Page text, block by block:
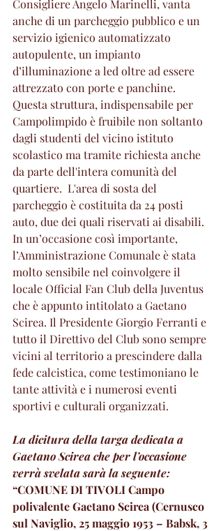
Consigliere Angelo Marinelli, vanta
anche di un parcheggio pubblico e un
servizio igienico automatizzato
autopulente, un impianto
d’illuminazione a led oltre ad essere
attrezzato con porte e panchine.
Questa struttura, indispensabile per
Campolimpido è fruibile non soltanto
dagli studenti del vicino istituto
scolastico ma tramite richiesta anche
da parte dell'intera comunità del
quartiere.  L'area di sosta del
parcheggio è costituita da 24 posti
auto, due dei quali riservati ai disabili.
In un’occasione così importante,
l’Amministrazione Comunale è stata
molto sensibile nel coinvolgere il
locale Official Fan Club della Juventus
che è appunto intitolato a Gaetano
Scirea. Il Presidente Giorgio Ferranti e
tutto il Direttivo del Club sono sempre
vicini al territorio a prescindere dalla
fede calcistica, come testimoniano le
tante attività e i numerosi eventi
sportivi e culturali organizzati.
La dicitura della targa dedicata a
Gaetano Scirea che per l’occasione
verrà svelata sarà la seguente:
“COMUNE DI TIVOLI Campo
polivalente Gaetano Scirea (Cernusco
sul Naviglio, 25 maggio 1953 – Babsk, 3